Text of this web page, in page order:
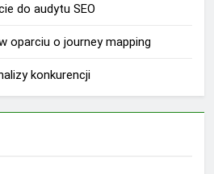
do audytu SEO
oparciu o journey mapping
konkurencji